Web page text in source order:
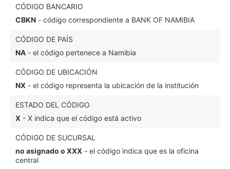
CÓDIGO BANCARIO
CBKN - código correspondiente a BANK OF NAMIBIA
CÓDIGO DE PAÍS
NA - el código pertenece a Namibia
CÓDIGO DE UBICACIÓN
NX - el código representa la ubicación de la institución
ESTADO DEL CÓDIGO
X - X indica que el código está activo
CÓDIGO DE SUCURSAL
no asignado o XXX - el código indica que es la oficina
central